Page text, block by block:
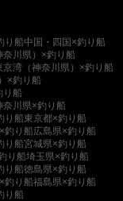
り船中国・四国×釣り船
奈川県）×釣り船
京湾（神奈川県）×釣り船
×釣り船
り船
奈川県×釣り船
り船東京都×釣り船
釣り船広島県×釣り船
り船宮城県×釣り船
り船埼玉県×釣り船
り船徳島県×釣り船
釣り船福島県×釣り船
り船